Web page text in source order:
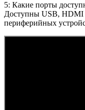
5: Какие порты
Доступны USB, HDMI
периферийных